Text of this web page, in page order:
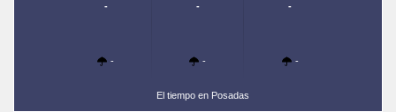
-
-
-
-
-
-
El tiempo en Posadas